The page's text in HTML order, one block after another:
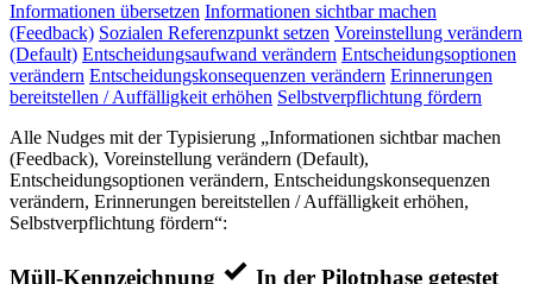
Informationen übersetzen Informationen sichtbar machen
(Feedback) Sozialen Referenzpunkt setzen Voreinstellung verändern
(Default) Entscheidungsaufwand verändern Entscheidungsoptionen
verändern Entscheidungskonsequenzen verändern Erinnerungen
bereitstellen / Auffälligkeit erhöhen Selbstverpflichtung fördern
Alle Nudges mit der Typisierung „Informationen sichtbar machen
(Feedback), Voreinstellung verändern (Default),
Entscheidungsoptionen verändern, Entscheidungskonsequenzen
verändern, Erinnerungen bereitstellen / Auffälligkeit erhöhen,
Selbstverpflichtung fördern“:
Müll-Kennzeichnung In der Pilotphase getestet